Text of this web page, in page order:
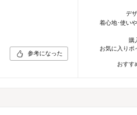
参考になった
デ
着心地･使い
購
お気に入りポ
おすす